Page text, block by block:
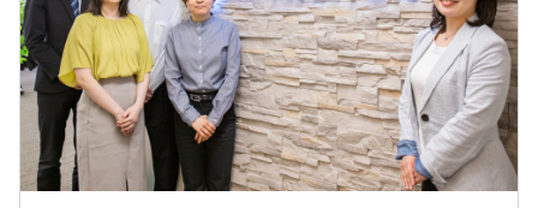
＼Avintonアカデミーのコンテンツを少しだけご紹介しま
す／
・データサイエンス基礎：scikit-learnとは
・データ処理・分析ツール基礎
（※ 想定年収 は年収提示額を保証するものではありません）